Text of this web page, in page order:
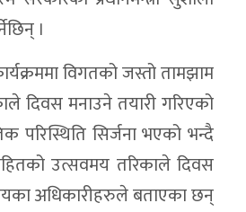
।
विगतको जस्तो तामझाम
दिवस मनाउने तयारी गरिएको
परिस्थिति सिर्जना भएको भन्दै
उत्सवमय तरिकाले दिवस
अधिकारीहरुले बताएका छन्